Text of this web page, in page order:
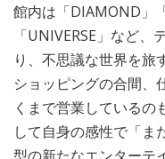
館内は「DIAMOND」
「UNIVERSE」など
り、不思議な世界を旅
ショッピングの合間、
くまで営業しているの
して自身の感性で「ま